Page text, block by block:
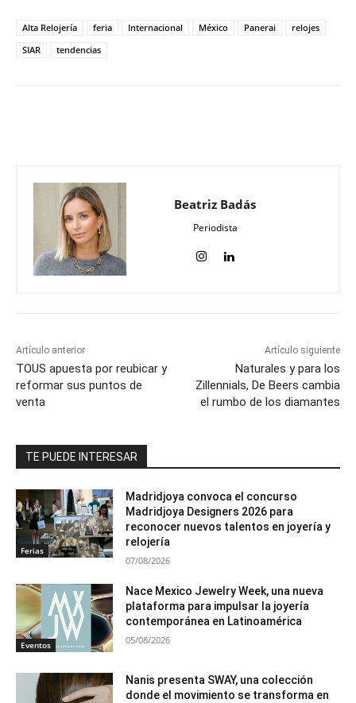
Alta Relojería feria Internacional México Panerai
relojes
SIAR
tendencias
Beatriz Badás
Periodista
Artículo anterior
TOUS apuesta por reubicar y
reformar sus puntos de
venta
Artículo siguiente
Naturales y para los
Zillennials, De Beers cambia
el rumbo de los diamantes
TE PUEDE INTERESAR
Ferias
Madridjoya convoca el concurso
Madridjoya Designers 2026 para
reconocer nuevos talentos en joyería y
relojería
07/08/2026
Eventos
Nace Mexico Jewelry Week, una nueva
plataforma para impulsar la joyería
contemporánea en Latinoamérica
05/08/2026
Nanis presenta SWAY, una colección
donde el movimiento se transforma en